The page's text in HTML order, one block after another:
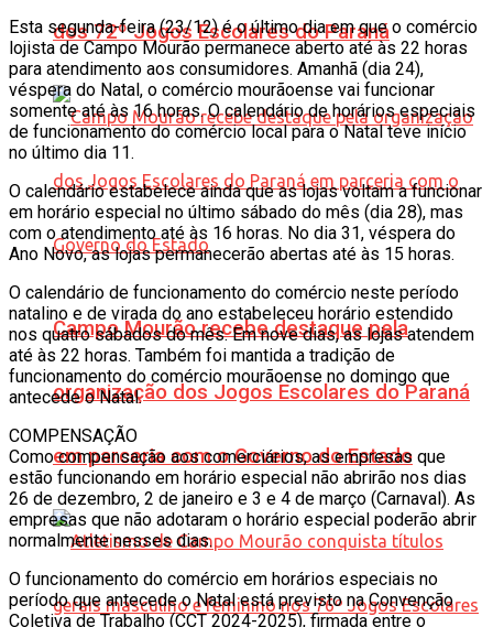
dos 72º Jogos Escolares do Paraná
Campo Mourão recebe destaque pela
organização dos Jogos Escolares do Paraná
em parceria com o Governo do Estado
Esta segunda-feira (23/12) é o último dia em que o comércio
lojista de Campo Mourão permanece aberto até às 22 horas
para atendimento aos consumidores. Amanhã (dia 24),
véspera do Natal, o comércio mourãoense vai funcionar
somente até às 16 horas. O calendário de horários especiais
de funcionamento do comércio local para o Natal teve início
no último dia 11.
O calendário estabelece ainda que as lojas voltam a funcionar
em horário especial no último sábado do mês (dia 28), mas
com o atendimento até às 16 horas. No dia 31, véspera do
Ano Novo, as lojas permanecerão abertas até às 15 horas.
O calendário de funcionamento do comércio neste período
natalino e de virada do ano estabeleceu horário estendido
nos quatro sábados do mês. Em nove dias, as lojas atendem
até às 22 horas. Também foi mantida a tradição de
funcionamento do comércio mourãoense no domingo que
antecede o Natal.
COMPENSAÇÃO
Como compensação aos comerciários, as empresas que
estão funcionando em horário especial não abrirão nos dias
26 de dezembro, 2 de janeiro e 3 e 4 de março (Carnaval). As
empresas que não adotaram o horário especial poderão abrir
normalmente nesses dias.
O funcionamento do comércio em horários especiais no
período que antecede o Natal está previsto na Convenção
Coletiva de Trabalho (CCT 2024-2025), firmada entre o